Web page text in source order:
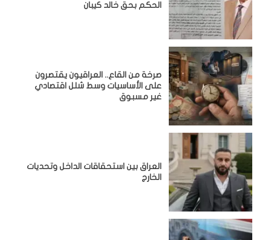
الحكم بحق خالد كيبان
صرخة من القاع.. العراقيون يقتصرون
على الأساسيات وسط شلل اقتصادي
غير مسبوق
‏العراق بين استحقاقات الداخل وتحديات
الخارج